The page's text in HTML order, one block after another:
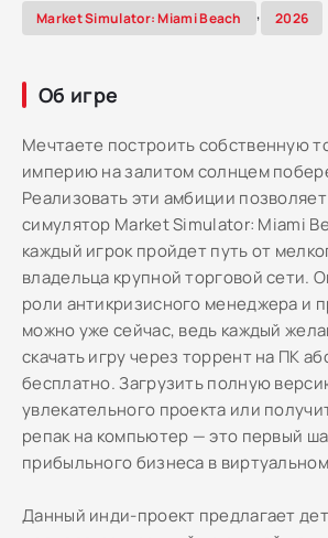
Market Simulator: Miami Beach , 2026
Об игре
Мечтаете построить собственную
империю на залитом солнцем
Реализовать эти амбиции
симулятор Market Simulator: Miami
каждый игрок пройдет путь от
владельца крупной торговой сети.
роли антикризисного менеджера и
можно уже сейчас, ведь каждый
скачать игру через торрент на ПК
бесплатно. Загрузить полную
увлекательного проекта или
репак на компьютер — это первый
прибыльного бизнеса в
Данный инди-проект предлагает